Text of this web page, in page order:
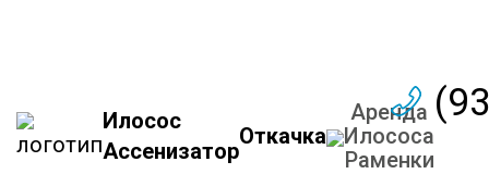
Илосос
Ассенизатор
Откачка
Аренда
Илососа
Раменки